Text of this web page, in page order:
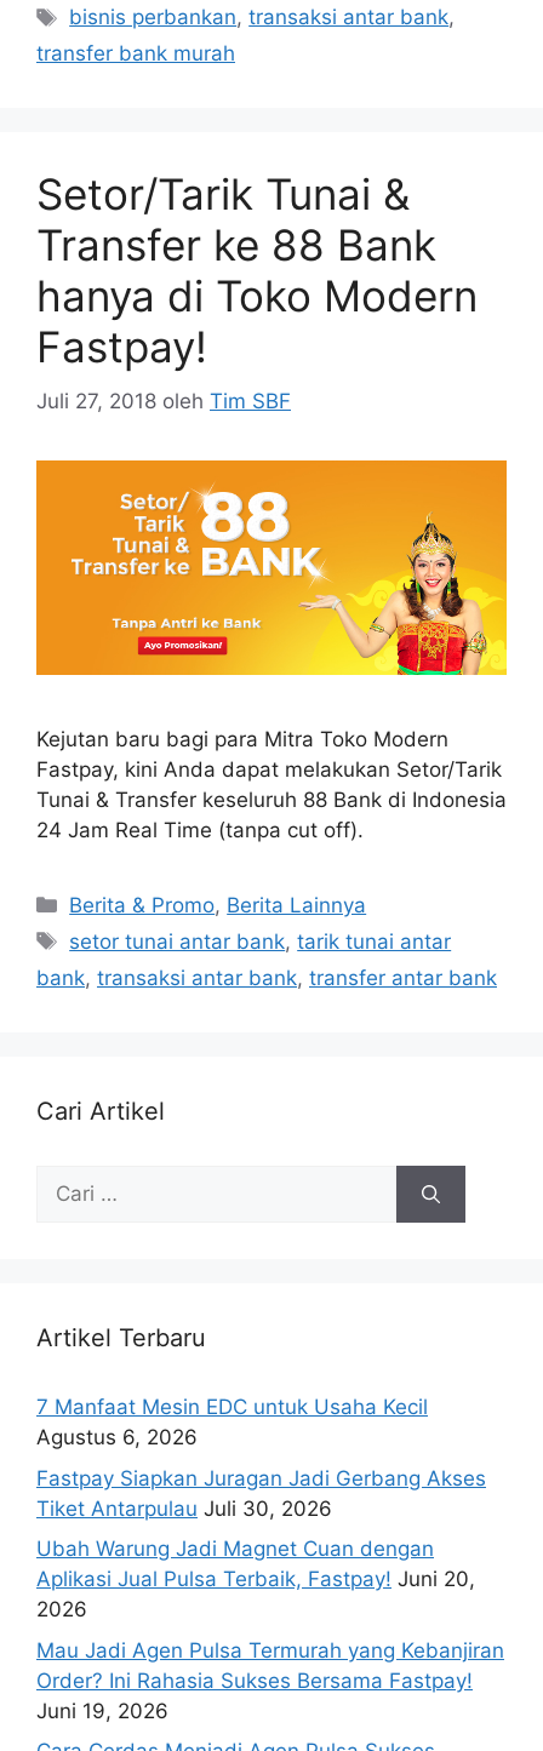
bisnis perbankan,transaksi antar bank,
transfer bank murah
Setor/Tarik Tunai &
Transfer ke 88 Bank
hanya di Toko Modern
Fastpay!
Juli 27, 2018 oleh Tim SBF
Kejutan baru bagi para Mitra Toko Modern
Fastpay, kini Anda dapat melakukan Setor/Tarik
Tunai & Transfer keseluruh 88 Bank di Indonesia
24 Jam Real Time (tanpa cut off).
Berita & Promo, Berita Lainnya
setor tunai antar bank,tarik tunai antar
bank, transaksi antar bank, transfer antar bank
Cari Artikel
Artikel Terbaru
7 Manfaat Mesin EDC untuk Usaha Kecil
Agustus 6, 2026
Fastpay Siapkan Juragan Jadi Gerbang Akses
Tiket Antarpulau Juli 30, 2026
Ubah Warung Jadi Magnet Cuan dengan
Aplikasi Jual Pulsa Terbaik, Fastpay! Juni 20,
2026
Mau Jadi Agen Pulsa Termurah yang Kebanjiran
Order? Ini Rahasia Sukses Bersama Fastpay!
Juni 19, 2026